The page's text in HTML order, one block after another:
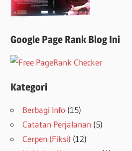
Google Page Rank Blog Ini
Kategori
Berbagi Info (15)
Catatan Perjalanan (5)
Cerpen (Fiksi) (12)